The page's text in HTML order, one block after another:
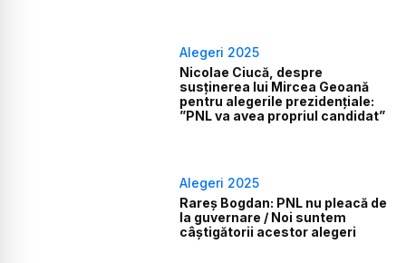
Alegeri 2025
Nicolae Ciucă, despre
susținerea lui Mircea Geoană
pentru alegerile prezidențiale:
”PNL va avea propriul candidat”
Alegeri 2025
Rareș Bogdan: PNL nu pleacă de
la guvernare / Noi suntem
câștigătorii acestor alegeri